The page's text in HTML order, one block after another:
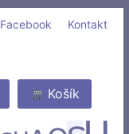
Kontakt
Facebook
Košík